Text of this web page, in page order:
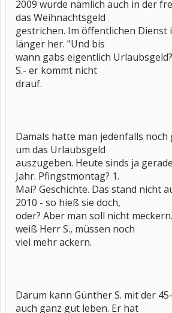
2009 wurde nämlich auch in der
das Weihnachtsgeld
gestrichen. Im öffentlichen Dienst
länger her. "Und bis
wann gabs eigentlich
S.- er kommt nicht
drauf.
Damals hatte man jedenfalls
um das Urlaubsgeld
auszugeben. Heute sinds ja
Jahr. Pfingstmontag? 1.
Mai? Geschichte. Das stand nicht
2010 - so hieß sie doch,
oder? Aber man soll nicht
weiß Herr S., müssen noch
viel mehr ackern.
Darum kann Günther S. mit der
auch ganz gut leben. Er hat